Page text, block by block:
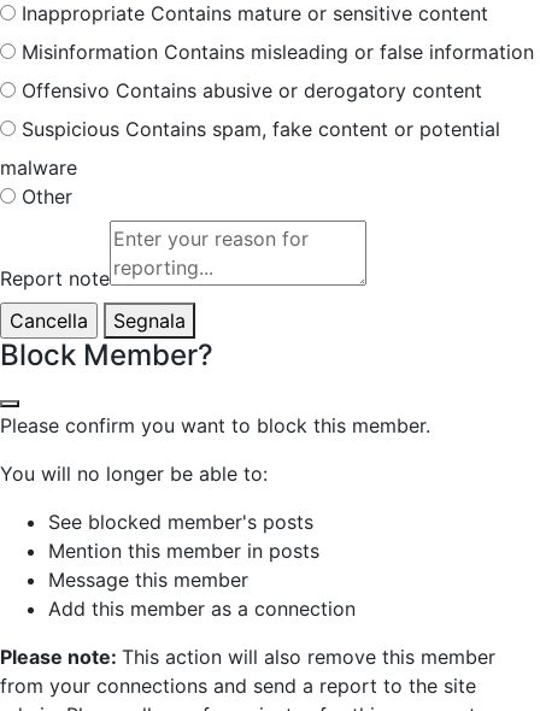
Inappropriate Contains mature or sensitive content
Misinformation Contains misleading or false information
Offensivo Contains abusive or derogatory content
Suspicious Contains spam, fake content or potential
malware
Other
Report note
Segnala
Block Member?
Please confirm you want to block this member.
You will no longer be able to:
See blocked member's posts
Mention this member in posts
Message this member
Add this member as a connection
Please note: This action will also remove this member
from your connections and send a report to the site